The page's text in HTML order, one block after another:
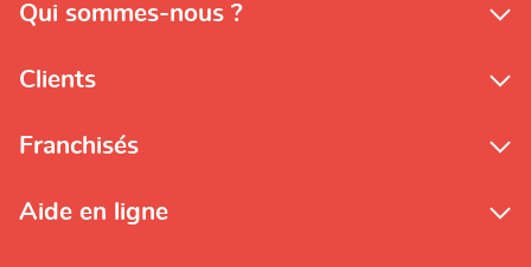
Qui sommes-nous ?
Clients
Franchisés
Aide en ligne